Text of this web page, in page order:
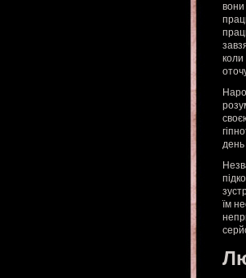
вони
день
їм